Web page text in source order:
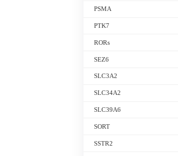
PSMA
PTK7
RORs
SEZ6
SLC3A2
SLC34A2
SLC39A6
SORT
SSTR2